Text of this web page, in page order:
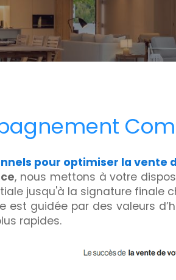
pour optimiser la vente
, nous mettons à votre
jusqu'à la signature finale
est guidée par des valeurs
rapides.